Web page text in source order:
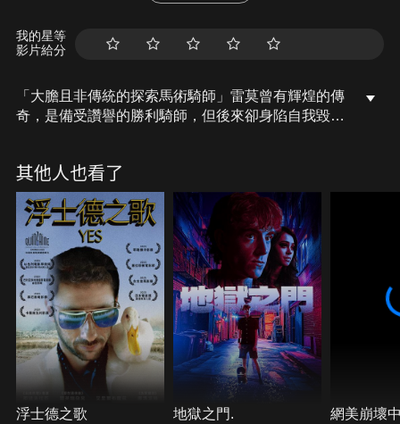
我的星等
影片給分
「大膽且非傳統的探索馬術騎師」雷莫曾有輝煌的傳
奇，是備受讚譽的勝利騎師，但後來卻身陷自我毀滅
求賽馬夢想和即將到來懷孕身份的兩難。而且又與黑
道神秘商人牽扯關係，為故事增添了層層複雜性。
其他人也看了
浮士德之歌 地獄之門. 網美崩壞